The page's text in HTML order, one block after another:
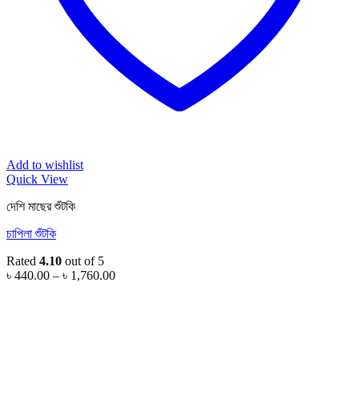
Add to wishlist
Quick View
দেশি মাছের শুঁটকি
চাপিলা শুঁটকি
Rated 4.10 out of 5
৳ 440.00 – ৳ 1,760.00Price